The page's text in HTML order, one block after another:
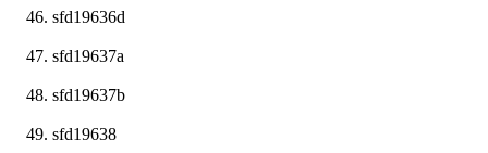
sfd19636d
sfd19637a
sfd19637b
sfd19638